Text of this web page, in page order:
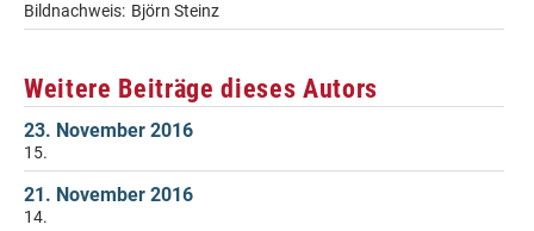
Bildnachweis: Björn Steinz
Weitere Beiträge dieses Autors
23. November 2016
15.
21. November 2016
14.